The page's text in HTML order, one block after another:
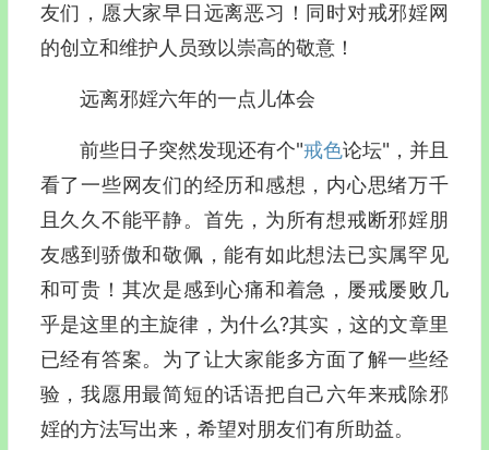
友们，愿大家早日远离恶习！同时对戒邪婬网
的创立和维护人员致以崇高的敬意！
远离邪婬六年的一点儿体会
前些日子突然发现还有个"戒色论坛"，并且
看了一些网友们的经历和感想，内心思绪万千
且久久不能平静。首先，为所有想戒断邪婬朋
友感到骄傲和敬佩，能有如此想法已实属罕见
和可贵！其次是感到心痛和着急，屡戒屡败几
乎是这里的主旋律，为什么?其实，这的文章里
已经有答案。为了让大家能多方面了解一些经
验，我愿用最简短的话语把自己六年来戒除邪
婬的方法写出来，希望对朋友们有所助益。